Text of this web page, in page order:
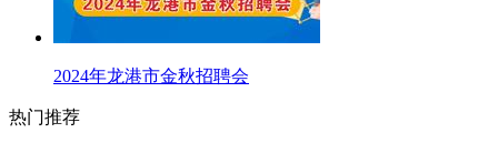
2024年龙港市金秋招聘会
热门推荐